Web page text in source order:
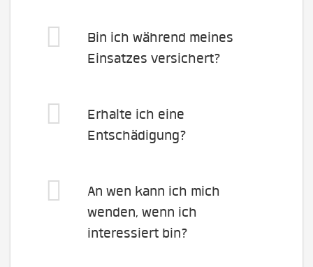
Bin ich während meines
Einsatzes versichert?
Erhalte ich eine
Entschädigung?
An wen kann ich mich
wenden, wenn ich
interessiert bin?